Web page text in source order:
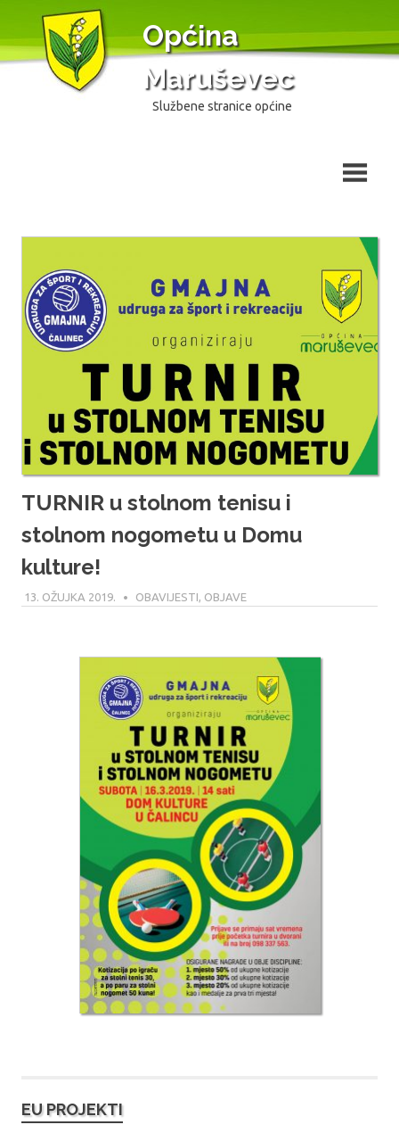
content
Općina
Maruševec
Službene stranice općine
TURNIR u stolnom tenisu i
stolnom nogometu u Domu
kulture!
13. OŽUJKA 2019. MARIO
OBAVIJESTI, OBJAVE
EU PROJEKTI